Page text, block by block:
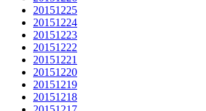
20151225
20151224
20151223
20151222
20151221
20151220
20151219
20151218